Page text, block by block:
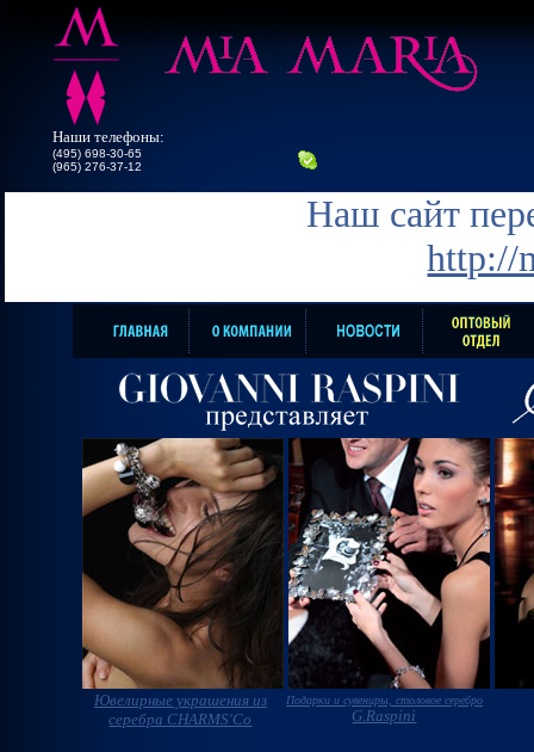
Наши телефоны:
(495) 698-30-65
(965) 276-37-12
Наш сайт
http://
Ювелирные украшения из
серебра CHARMS'Co
Подарки и сувениры, столовое серебро
G.Raspini